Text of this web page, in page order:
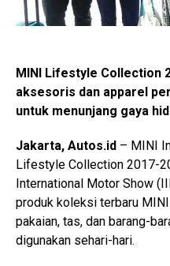
MINI Lifestyle Collection
aksesoris dan apparel
untuk menunjang gaya
Jakarta, Autos.id – MINI
Lifestyle Collection 2017-
International Motor Show
produk koleksi terbaru
pakaian, tas, dan barang-
digunakan sehari-hari.